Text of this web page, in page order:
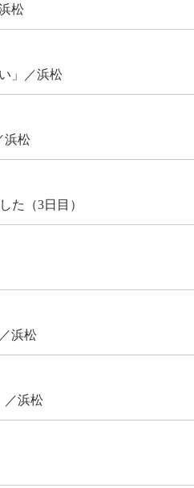
松
」／浜松
浜松
た（3日目）
浜松
／浜松